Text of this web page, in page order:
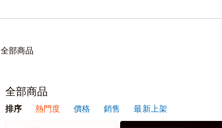
全部商品
全部商品
排序 熱門度 價格 銷售 最新上架